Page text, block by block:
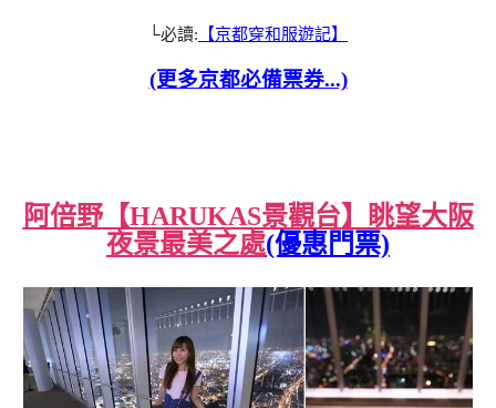
└必讀: 【京都穿和服遊記】
(更多京都必備票券...)
阿倍野【HARUKAS景觀台】眺望大阪
夜景最美之處(優惠門票)